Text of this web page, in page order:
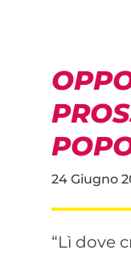
24 Giugno
“Lì dove